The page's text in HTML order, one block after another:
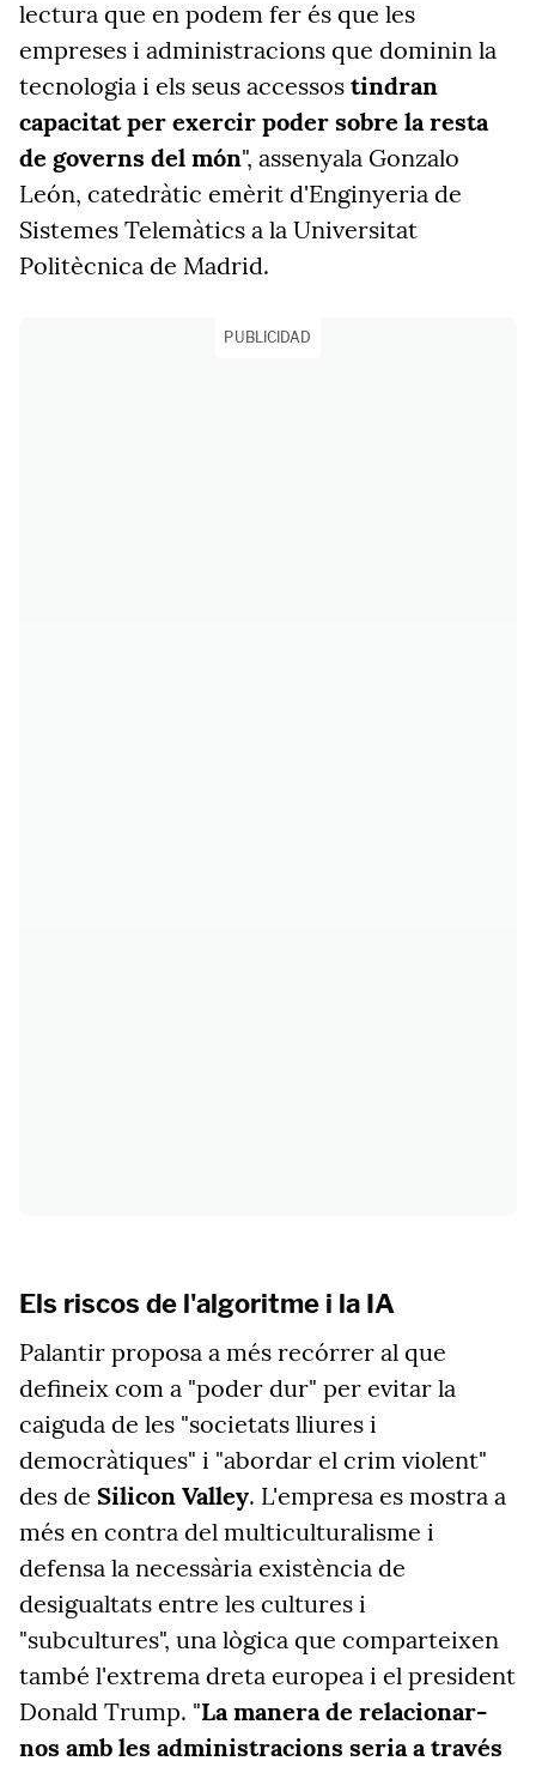
lectura que en podem fer és que les
empreses i administracions que dominin la
tecnologia i els seus accessos tindran
capacitat per exercir poder sobre la resta
de governs del món", assenyala Gonzalo
León, catedràtic emèrit d'Enginyeria de
Sistemes Telemàtics a la Universitat
Politècnica de Madrid.
PUBLICIDAD
Els riscos de l'algoritme i la IA
Palantir proposa a més recórrer al que
defineix com a "poder dur" per evitar la
caiguda de les "societats lliures i
democràtiques" i "abordar el crim violent"
des de Silicon Valley. L'empresa es mostra a
més en contra del multiculturalisme i
defensa la necessària existència de
desigualtats entre les cultures i
"subcultures", una lògica que comparteixen
també l'extrema dreta europea i el president
Donald Trump. "La manera de relacionar-
nos amb les administracions seria a través